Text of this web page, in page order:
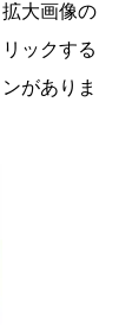
大画像の
ックする
がありま